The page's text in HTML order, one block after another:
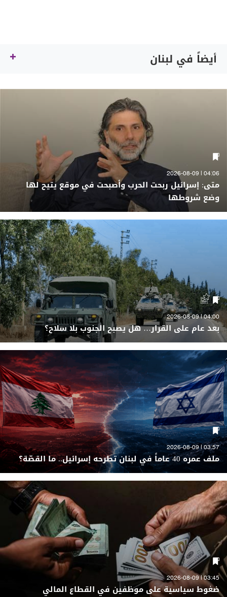
أيضاً في لبنان
04:06 | 2026-08-09
متى: إسرائيل ربحت الحرب وأصبحت في موقع يتيح لها
وضع شروطها
04:00 | 2026-08-09
بعد عام على القرار… هل يصبح الجنوب بلا سلاح؟
03:57 | 2026-08-09
ملف عمره 40 عاماً في لبنان تطرحه إسرائيل.. ما القصّة؟
03:45 | 2026-08-09
ضغوط سياسية على موظفين في القطاع المالي